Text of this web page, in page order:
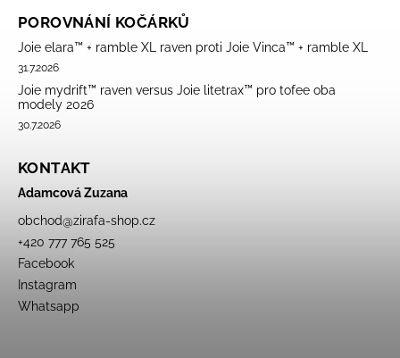
POROVNÁNÍ KOČÁRKŮ
Joie elara™ + ramble XL raven proti Joie Vinca™ + ramble XL
31.7.2026
Joie mydrift™ raven versus Joie litetrax™ pro tofee oba
modely 2026
30.7.2026
KONTAKT
Adamcová Zuzana
obchod@zirafa-shop.cz
+420 777 765 525
Facebook
Instagram
Whatsapp